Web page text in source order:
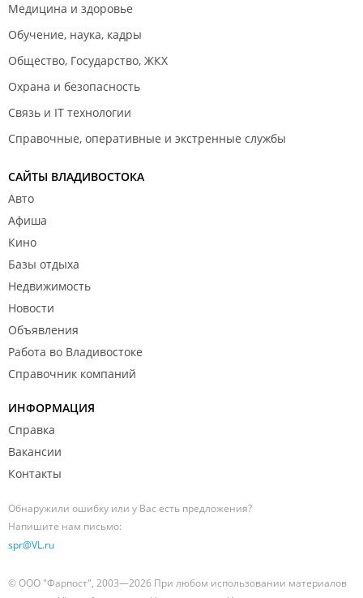
Июнь 2020
Март 2020
Апрель 2019
Медицина и здоровье
Обучение, наука, кадры
Общество, Государство, ЖКХ
Охрана и безопасность
Связь и IT технологии
Справочные, оперативные и экстренные службы
САЙТЫ ВЛАДИВОСТОКА
Авто
Афиша
Кино
Базы отдыха
Недвижимость
Новости
Объявления
Работа во Владивостоке
Справочник компаний
ИНФОРМАЦИЯ
Справка
Вакансии
Контакты
Обнаружили ошибку или у Вас есть предложения?
Напишите нам письмо:
spr@VL.ru
© ООО "Фарпост", 2003—2026 При любом использовании материалов